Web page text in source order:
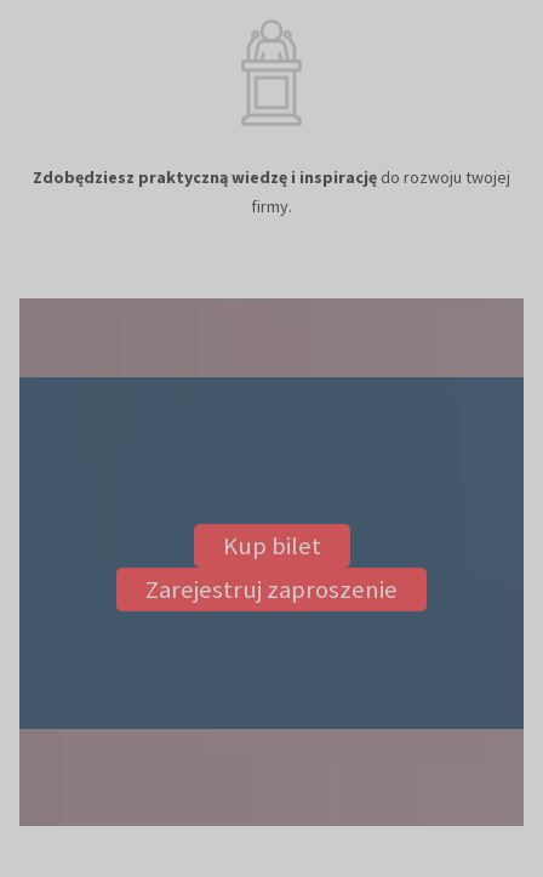
Zdobędziesz praktyczną wiedzę i inspirację do rozwoju twojej
firmy.
Kup bilet
Zarejestruj zaproszenie